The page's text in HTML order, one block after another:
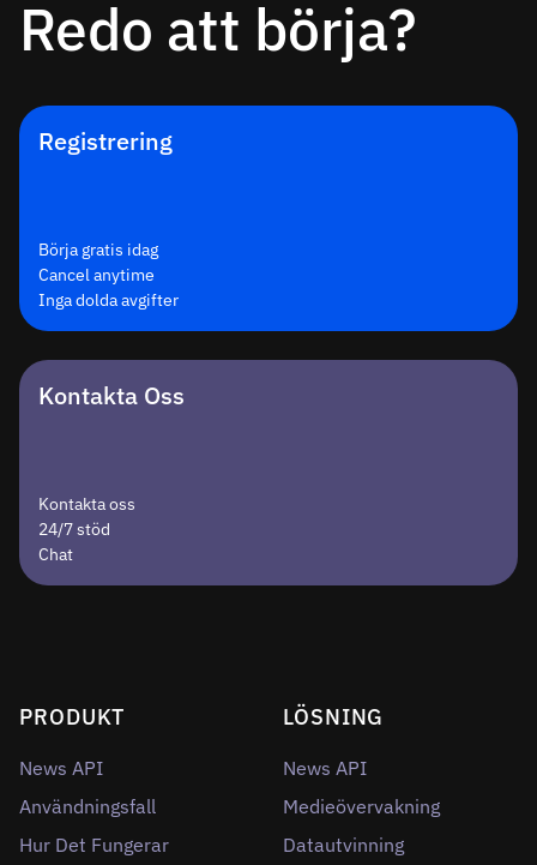
Redo att börja?
Registrering
Börja gratis idag
Cancel anytime
Inga dolda avgifter
Kontakta Oss
Kontakta oss
24/7 stöd
Chat
PRODUKT
News API
Användningsfall
Hur Det Fungerar
LÖSNING
News API
Medieövervakning
Datautvinning